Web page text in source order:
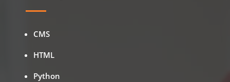
CMS
HTML
Python